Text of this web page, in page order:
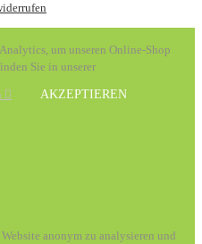
um unseren Online-Shop
Sie in unserer
AKZEPTIEREN
anonym zu analysieren und